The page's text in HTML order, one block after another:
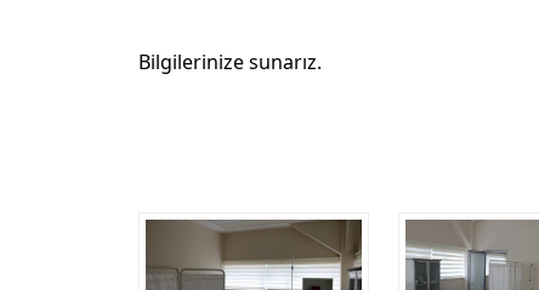
Bilgilerinize sunarız.